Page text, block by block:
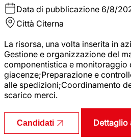
Data di pubblicazione 6/8/
Città Citerna
La risorsa, una volta inserita in
Gestione e organizzazione del
componentistica e monitoraggio
giacenze;Preparazione e
alle spedizioni;Coordinamento
scarico merci.
Candidati Dettaglio